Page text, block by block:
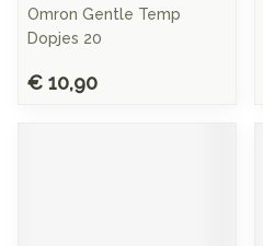
Omron Gentle Temp
Dopjes 20
€ 10,90